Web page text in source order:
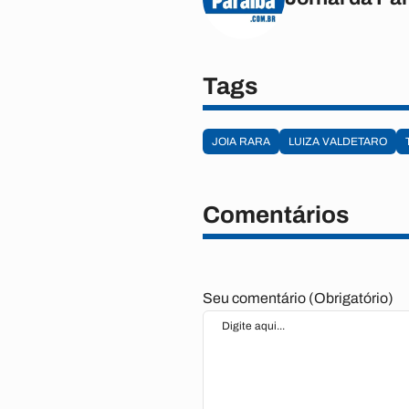
Tags
JOIA RARA LUIZA VALDETARO
Comentários
Seu comentário (Obrigatório)